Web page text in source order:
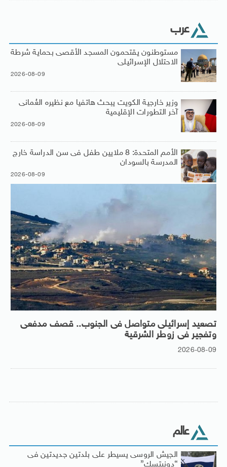
عرب
مستوطنون يقتحمون المسجد الأقصى بحماية شرطة
الاحتلال الإسرائيلى
2026-08-09
وزير خارجية الكويت يبحث هاتفيا مع نظيره العُمانى
آخر التطورات الإقليمية
2026-08-09
الأمم المتحدة: 8 ملايين طفل فى سن الدراسة خارج
المدرسة بالسودان
2026-08-09
تصعيد إسرائيلى متواصل فى الجنوب.. قصف مدفعى
وتفجير فى زوطر الشرقية
2026-08-09
عالم
الجيش الروسى يسيطر على بلدتين جديدتين فى
“دونيتسك”